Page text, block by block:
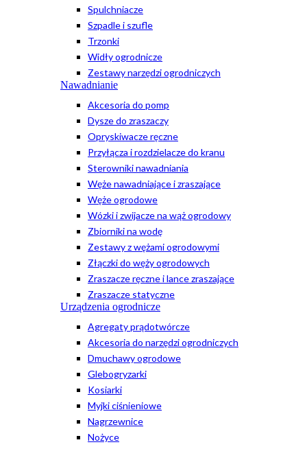
Spulchniacze
Szpadle i szufle
Trzonki
Widły ogrodnicze
Zestawy narzędzi ogrodniczych
Nawadnianie
Akcesoria do pomp
Dysze do zraszaczy
Opryskiwacze ręczne
Przyłącza i rozdzielacze do kranu
Sterowniki nawadniania
Węże nawadniające i zraszające
Węże ogrodowe
Wózki i zwijacze na wąż ogrodowy
Zbiorniki na wodę
Zestawy z wężami ogrodowymi
Złączki do węży ogrodowych
Zraszacze ręczne i lance zraszające
Zraszacze statyczne
Urządzenia ogrodnicze
Agregaty prądotwórcze
Akcesoria do narzędzi ogrodniczych
Dmuchawy ogrodowe
Glebogryzarki
Kosiarki
Myjki ciśnieniowe
Nagrzewnice
Nożyce